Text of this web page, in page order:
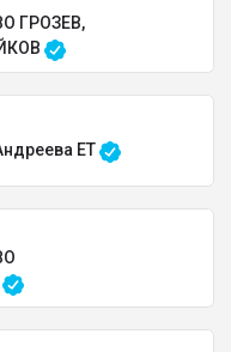
ГРОЗЕВ,
ЕТ